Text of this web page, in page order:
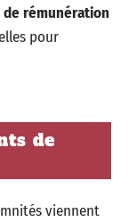
de rémunération
pour
de
viennent